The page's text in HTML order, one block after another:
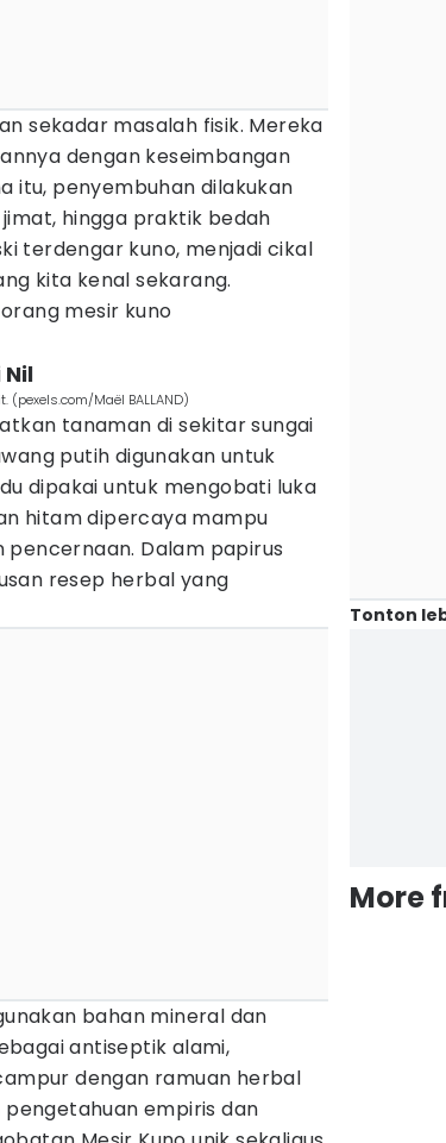
sekadar masalah fisik. Mereka
dengan keseimbangan
itu, penyembuhan dilakukan
hingga praktik bedah
terdengar kuno, menjadi cikal
kita kenal sekarang.
orang mesir kuno
Maël BALLAND)
tanaman di sekitar sungai
putih digunakan untuk
dipakai untuk mengobati luka
hitam dipercaya mampu
Dalam papirus
resep herbal yang
bahan mineral dan
antiseptik alami,
dengan ramuan herbal
empiris dan
Tonton
More